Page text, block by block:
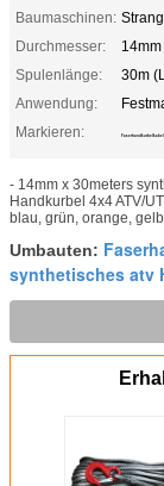
Baumaschinen:
Durchmesser:
Spulenlänge:
30m
Anwendung:
Markieren:
Faserhandkurbelkabel
- 14mm x 30meters
Handkurbel 4x4 ATV/
blau, grün, orange,
Umbauten:
synthetisches atv